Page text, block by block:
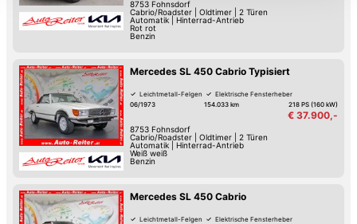
Datenschutzerklärunganpassen.
8753 Fohnsdorf
Cabrio/Roadster| Oldtimer|
2 Türen
Automatik| Hinterrad-Antrieb
Rot rot
Benzin
Mercedes SL 450 Cabrio Typisiert
Leichtmetall-Felgen
Elektrische Fensterheber
06/1973
154.033 km 218 PS (160 kW)
€ 37.900,-
8753 Fohnsdorf
Cabrio/Roadster| Oldtimer|
2 Türen
Automatik| Hinterrad-Antrieb
Weiß weiß
Benzin
Mercedes SL 450 Cabrio
Leichtmetall-Felgen
Elektrische Fensterheber